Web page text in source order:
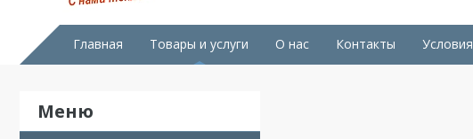
Главная Товары и услуги О нас Контакты